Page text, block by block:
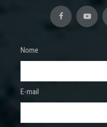
Nome
E-mail